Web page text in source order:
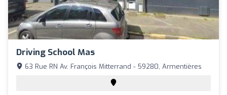
Driving School Mas
63 Rue RN Av. François Mitterrand - 59280, Armentières